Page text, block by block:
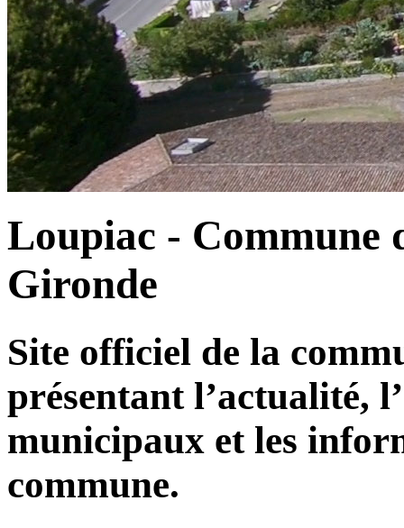
Loupiac - Commune
Gironde
Site officiel de la
présentant l’actualité,
municipaux et les
commune.